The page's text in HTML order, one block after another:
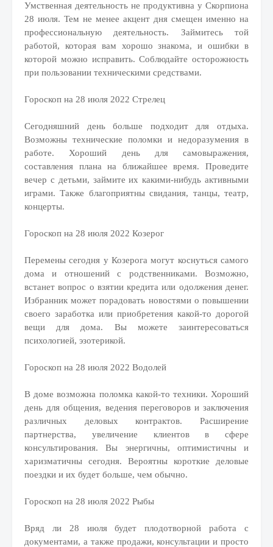
Умственная деятельность не продуктивна у Скорпиона
28 июля. Тем не менее акцент дня смещен именно на
профессиональную деятельность. Займитесь той
работой, которая вам хорошо знакома, и ошибки в
которой можно исправить. Соблюдайте осторожность
при пользовании техническими средствами.
Гороскоп на 28 июля 2022 Стрелец
Сегодняшний день больше подходит для отдыха.
Возможны технические поломки и недоразумения в
работе. Хороший день для самовыражения,
составления плана на ближайшее время. Проведите
вечер с детьми, займите их какими-нибудь активными
играми. Также благоприятны свидания, танцы, театр,
концерты.
Гороскоп на 28 июля 2022 Козерог
Перемены сегодня у Козерога могут коснуться самого
дома и отношений с родственниками. Возможно,
встанет вопрос о взятии кредита или одолжения денег.
Избранник может порадовать новостями о повышении
своего заработка или приобретения какой-то дорогой
вещи для дома. Вы можете заинтересоваться
психологией, эзотерикой.
Гороскоп на 28 июля 2022 Водолей
В доме возможна поломка какой-то техники. Хороший
день для общения, ведения переговоров и заключения
различных деловых контрактов. Расширение
партнерства, увеличение клиентов в сфере
консультирования. Вы энергичны, оптимистичны и
харизматичны сегодня. Вероятны короткие деловые
поездки и их будет больше, чем обычно.
Гороскоп на 28 июля 2022 Рыбы
Вряд ли 28 июля будет плодотворной работа с
документами, а также продажи, консультации и просто